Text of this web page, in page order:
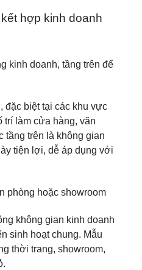
hợp kinh doanh
kinh doanh, tầng trên để
đặc biệt tại các khu vực
trí làm cửa hàng, văn
tầng trên là không gian
tiện lợi, dễ áp dụng với
phòng hoặc showroom
không gian kinh doanh
sinh hoạt chung. Mẫu
thời trang, showroom,